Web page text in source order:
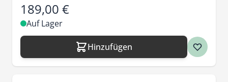
189,00 €
Auf Lager
Hinzufügen